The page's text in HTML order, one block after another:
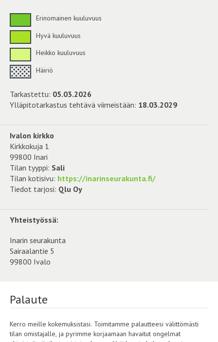
Erinomainen kuuluvuus
Hyvä kuuluvuus
Heikko kuuluvuus
Häiriö
Tarkastettu: 05.03.2026
Ylläpitotarkastus tehtävä viimeistään: 18.03.2029
Ivalon kirkko
Kirkkokuja 1
99800 Inari
Tilan tyyppi: Sali
Tilan kotisivu: https://inarinseurakunta.fi/
Tiedot tarjosi: Qlu Oy
Yhteistyössä:
Inarin seurakunta
Sairaalantie 5
99800 Ivalo
Palaute
Kerro meille kokemuksistasi. Toimitamme palautteesi välittömästi
tilan omistajalle, ja pyrimme korjaamaan havaitut ongelmat